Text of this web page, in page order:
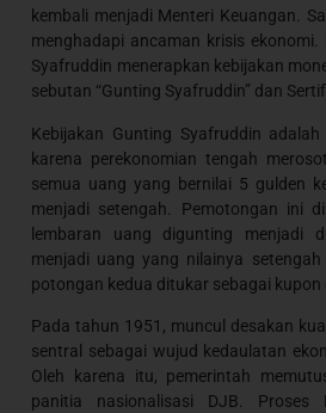
kembali menjadi Menteri Keuangan.
menghadapi ancaman krisis
Syafruddin menerapkan kebijakan
sebutan “Gunting Syafruddin” dan
Kebijakan Gunting Syafruddin
karena perekonomian tengah
semua uang yang bernilai 5 gulden
menjadi setengah. Pemotongan ini
lembaran uang digunting menjadi
menjadi uang yang nilainya
potongan kedua ditukar sebagai kupon
Pada tahun 1951, muncul desakan
sentral sebagai wujud kedaulatan
Oleh karena itu, pemerintah
panitia nasionalisasi DJB. Proses